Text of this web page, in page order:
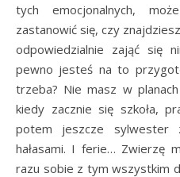
tych emocjonalnych,
zastanowić się, czy
odpowiedzialnie zająć się
pewno jesteś na to
trzeba? Nie masz w
kiedy zacznie się szkoła,
potem jeszcze sylwester
hałasami. I ferie… Zwierzę
razu sobie z tym wszystkim